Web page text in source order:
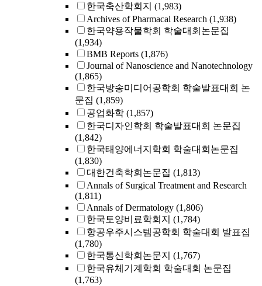
한국축산학회지 (1,983)
Archives of Pharmacal Research (1,938)
한국약용작물학회 학술대회논문집
(1,934)
BMB Reports (1,876)
Journal of Nanoscience and Nanotechnology
(1,865)
한국방송미디어공학회 학술발표대회 논
문집 (1,859)
공업화학 (1,857)
한국디자인학회 학술발표대회 논문집
(1,842)
한국태양에너지학회 학술대회논문집
(1,830)
대한건축학회논문집 (1,813)
Annals of Surgical Treatment and Research
(1,811)
Annals of Dermatology (1,806)
한국토양비료학회지 (1,784)
항공우주시스템공학회 학술대회 발표집
(1,780)
한국통신학회논문지 (1,767)
한국유체기계학회 학술대회 논문집
(1,763)